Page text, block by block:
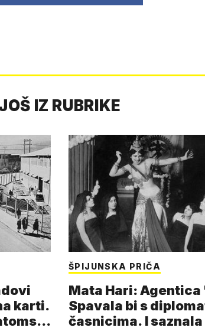
IZ RUBRIKE
karti.
ŠPIJUNSKA PRIČA
Mata Hari: Agentica
Spavala bi s
časnicima. I